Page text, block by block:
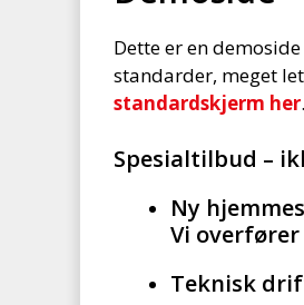
Dette er en
standarder, meget
standardskjerm her.
Spesialtilbud –
Ny
Vi
Teknisk